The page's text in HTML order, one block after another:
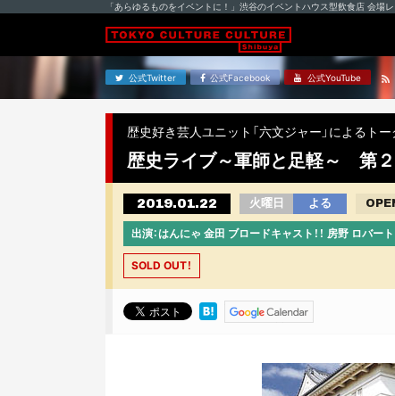
「あらゆるものをイベントに！」渋谷のイベントハウス型飲食店 会場
公式Twitter 公式Facebook 公式YouTube
歴史好き芸人ユニット「六文ジャー」によるトー
歴史ライブ～軍師と足軽～ 第２
2019.01.22 火曜日 よる
出演：はんにゃ 金田 ブロードキャスト！！ 房野 ロバ
SOLD OUT！